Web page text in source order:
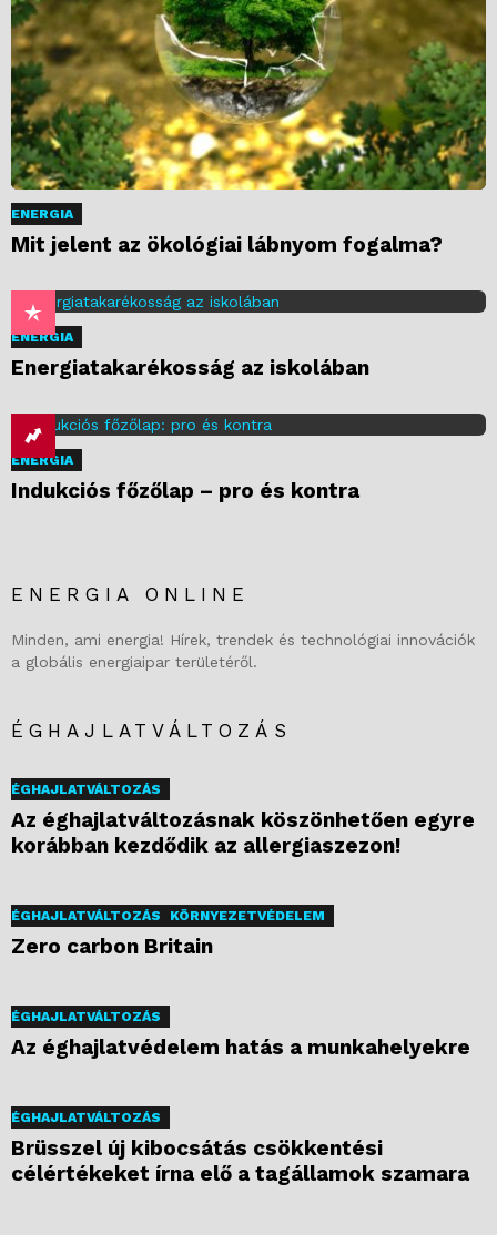
ENERGIA
Mit jelent az ökológiai lábnyom fogalma?
ENERGIA
Energiatakarékosság az iskolában
ENERGIA
Indukciós főzőlap – pro és kontra
ENERGIA ONLINE
Minden, ami energia! Hírek, trendek és technológiai innovációk
a globális energiaipar területéről.
ÉGHAJLATVÁLTOZÁS
ÉGHAJLATVÁLTOZÁS
Az éghajlatváltozásnak köszönhetően egyre
korábban kezdődik az allergiaszezon!
ÉGHAJLATVÁLTOZÁS KÖRNYEZETVÉDELEM
Zero carbon Britain
ÉGHAJLATVÁLTOZÁS
Az éghajlatvédelem hatás a munkahelyekre
ÉGHAJLATVÁLTOZÁS
Brüsszel új kibocsátás csökkentési
célértékeket írna elő a tagállamok szamara